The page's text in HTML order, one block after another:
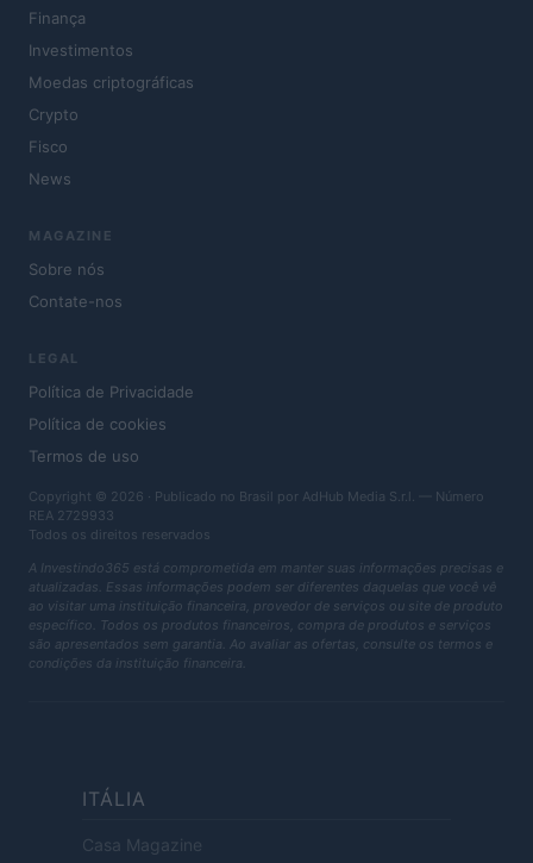
Finança
Investimentos
Moedas criptográficas
Crypto
Fisco
News
MAGAZINE
Sobre nós
Contate-nos
LEGAL
Política de Privacidade
Política de cookies
Termos de uso
Copyright © 2026 · Publicado no Brasil por AdHub Media S.r.l. — Número
REA 2729933
Todos os direitos reservados
A Investindo365 está comprometida em manter suas informações precisas e
atualizadas. Essas informações podem ser diferentes daquelas que você vê
ao visitar uma instituição financeira, provedor de serviços ou site de produto
específico. Todos os produtos financeiros, compra de produtos e serviços
são apresentados sem garantia. Ao avaliar as ofertas, consulte os termos e
condições da instituição financeira.
ITÁLIA
Casa Magazine